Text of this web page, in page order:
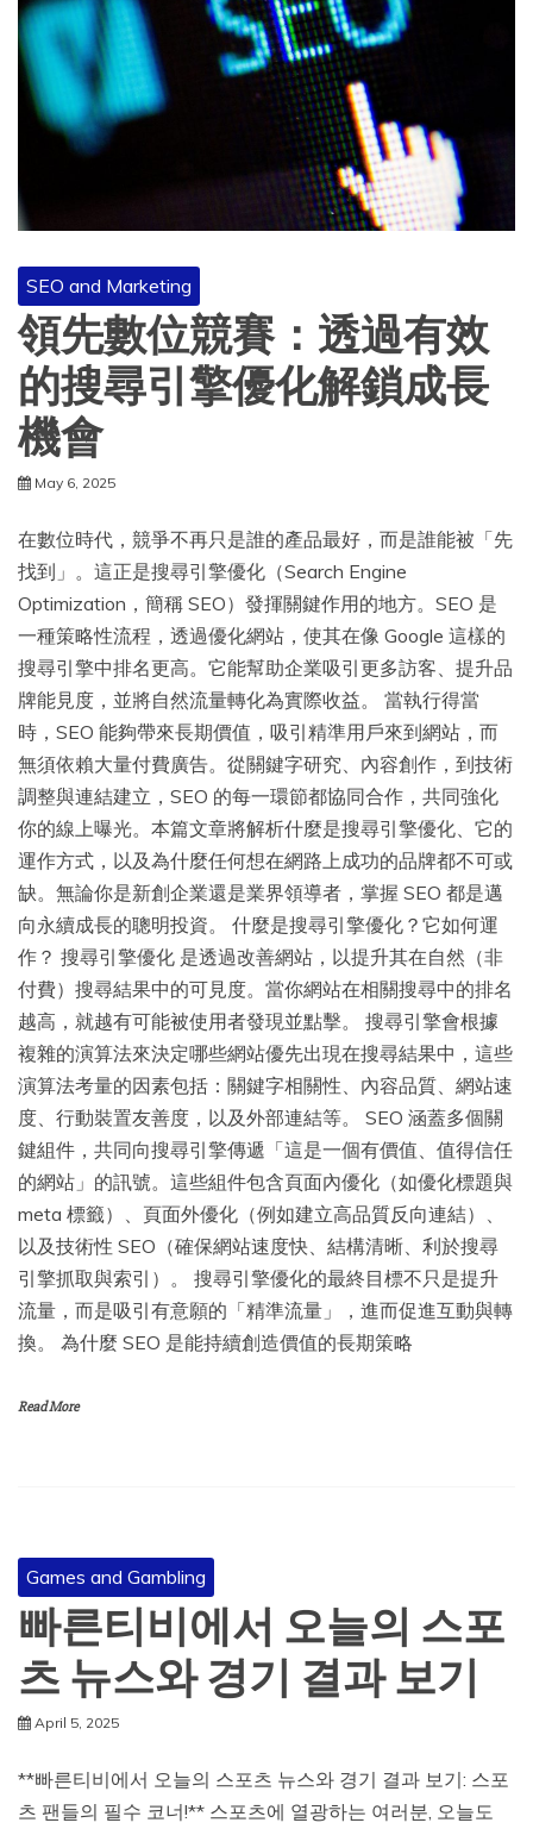
SEO and Marketing
領先數位競賽：透過有效
的搜尋引擎優化解鎖成長
機會
May 6, 2025
在數位時代，競爭不再只是誰的產品最好，而是誰能被「先
找到」。這正是搜尋引擎優化（Search Engine
Optimization，簡稱 SEO）發揮關鍵作用的地方。SEO 是
一種策略性流程，透過優化網站，使其在像 Google 這樣的
搜尋引擎中排名更高。它能幫助企業吸引更多訪客、提升品
牌能見度，並將自然流量轉化為實際收益。 當執行得當
時，SEO 能夠帶來長期價值，吸引精準用戶來到網站，而
無須依賴大量付費廣告。從關鍵字研究、內容創作，到技術
調整與連結建立，SEO 的每一環節都協同合作，共同強化
你的線上曝光。本篇文章將解析什麼是搜尋引擎優化、它的
運作方式，以及為什麼任何想在網路上成功的品牌都不可或
缺。無論你是新創企業還是業界領導者，掌握 SEO 都是邁
向永續成長的聰明投資。 什麼是搜尋引擎優化？它如何運
作？ 搜尋引擎優化 是透過改善網站，以提升其在自然（非
付費）搜尋結果中的可見度。當你網站在相關搜尋中的排名
越高，就越有可能被使用者發現並點擊。 搜尋引擎會根據
複雜的演算法來決定哪些網站優先出現在搜尋結果中，這些
演算法考量的因素包括：關鍵字相關性、內容品質、網站速
度、行動裝置友善度，以及外部連結等。 SEO 涵蓋多個關
鍵組件，共同向搜尋引擎傳遞「這是一個有價值、值得信任
的網站」的訊號。這些組件包含頁面內優化（如優化標題與
meta 標籤）、頁面外優化（例如建立高品質反向連結）、
以及技術性 SEO（確保網站速度快、結構清晰、利於搜尋
引擎抓取與索引）。 搜尋引擎優化的最終目標不只是提升
流量，而是吸引有意願的「精準流量」，進而促進互動與轉
換。 為什麼 SEO 是能持續創造價值的長期策略
Read More
Games and Gambling
빠른티비에서 오늘의 스포
츠 뉴스와 경기 결과 보기
April 5, 2025
**빠른티비에서 오늘의 스포츠 뉴스와 경기 결과 보기: 스포
츠 팬들의 필수 코너!** 스포츠에 열광하는 여러분, 오늘도